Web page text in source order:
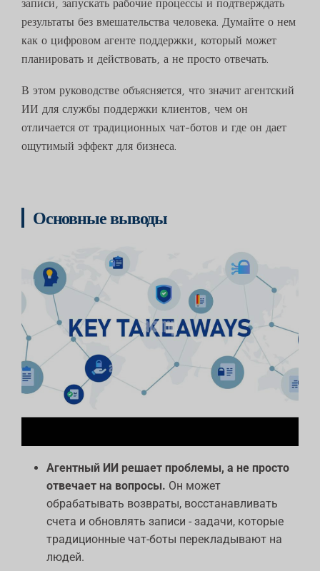
записи, запускать рабочие процессы и подтверждать
результаты без вмешательства человека. Думайте о нем
как о цифровом агенте поддержки, который может
планировать и действовать, а не просто отвечать.
В этом руководстве объясняется, что значит агентский
ИИ для службы поддержки клиентов, чем он
отличается от традиционных чат-ботов и где он дает
ощутимый эффект для бизнеса.
Основные выводы
Агентный ИИ решает проблемы, а не просто
отвечает на вопросы. Он может
обрабатывать возвраты, восстанавливать
счета и обновлять записи - задачи, которые
традиционные чат-боты перекладывают на
людей.